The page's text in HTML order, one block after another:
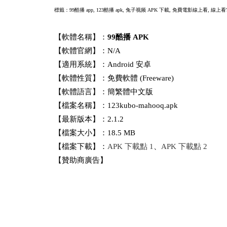
標籤：99酷播 app, 123酷播 apk, 兔子视频 APK 下載, 免費電影線上看, 線上看
【軟體名稱】： 99酷播 APK
【軟體官網】：N/A
【適用系統】：Android 安卓
【軟體性質】：免費軟體 (Freeware)
【軟體語言】：簡繁體中文版
【檔案名稱】：123kubo-mahooq.apk
【最新版本】：2.1.2
【檔案大小】：18.5 MB
【檔案下載】： APK 下載點 1、 APK 下載點 2
【贊助商廣告】